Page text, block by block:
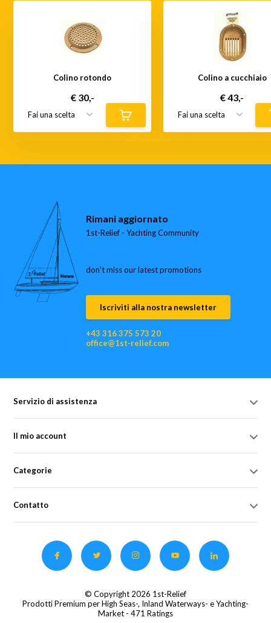
Colino rotondo
€ 30,-
Colino a cucchiaio
€ 43,-
Rimani aggiornato
1st-Relief - Yachting Community
don’t miss our latest promotions
Iscriviti alla nostra newsletter
+43 316 375 573 20
office@1st-relief.com
Servizio di assistenza
Il mio account
Categorie
Contatto
© Copyright 2026 1st-Relief
Prodotti Premium per High Seas-, Inland Waterways- e Yachting-
Market - 471 Ratings